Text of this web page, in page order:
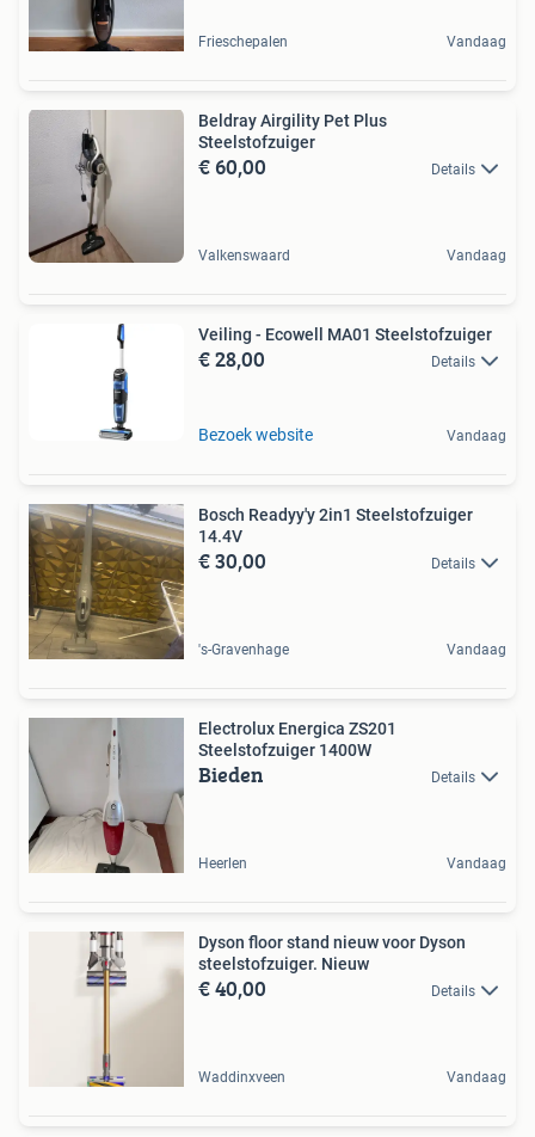
Frieschepalen Vandaag
Beldray Airgility Pet Plus
Steelstofzuiger
€ 60,00 Details
Valkenswaard Vandaag
Veiling - Ecowell MA01 Steelstofzuiger
€ 28,00 Details
Bezoek website Vandaag
Bosch Readyy'y 2in1 Steelstofzuiger
14.4V
€ 30,00 Details
's-Gravenhage Vandaag
Electrolux Energica ZS201
Steelstofzuiger 1400W
Bieden Details
Heerlen Vandaag
Dyson floor stand nieuw voor Dyson
steelstofzuiger. Nieuw
€ 40,00 Details
Waddinxveen Vandaag